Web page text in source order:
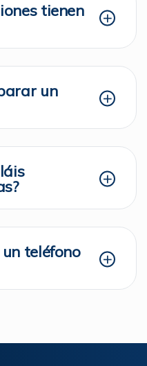
tienen
un
teléfono